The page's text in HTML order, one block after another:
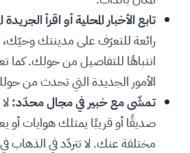
تابع الأخبار المحلية أو اقرأ الجريدة
رائعة للتعرّف على مدينتك
انتباهًا للتفاصيل من حولك. كما
الأمور الجديدة التي تحدث من
تمشّى مع خبير في مجال محدّد:
صديقًا أو قريبًا يمتلك هوايات أو
مختلفة عنك. لا تتردّد في الذهاب